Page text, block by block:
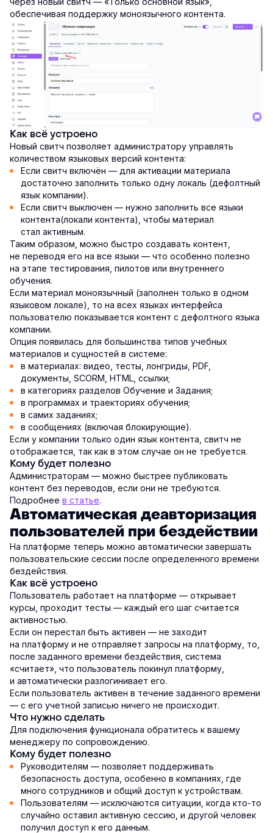
обеспечивая поддержку моноязычного контента.
Как всё устроено
Новый свитч позволяет администратору управлять
количеством языковых версий контента:
Если свитч включён — для активации материала
достаточно заполнить только одну локаль (дефолтный
язык компании).
Если свитч выключен — нужно заполнить все языки
контента(локали контента), чтобы материал
стал активным.
Таким образом, можно быстро создавать контент,
не переводя его на все языки — что особенно полезно
на этапе тестирования, пилотов или внутреннего
обучения.
Если материал моноязычный (заполнен только в одном
языковом локале), то на всех языках интерфейса
пользователю показывается контент с дефолтного языка
компании.
Опция появилась для большинства типов учебных
материалов и сущностей в системе:
в материалах: видео, тесты, лонгриды, PDF,
документы, SCORM, HTML, ссылки;
в категориях разделов Обучение и Задания;
в программах и траекториях обучения;
в самих заданиях;
в сообщениях (включая блокирующие).
Если у компании только один язык контента, свитч не
отображается, так как в этом случае он не требуется.
Кому будет полезно
Администраторам — можно быстрее публиковать
контент без переводов, если они не требуются.
Подробнее в статье.
Автоматическая деавторизация
пользователей при бездействии
На платформе теперь можно автоматически завершать
пользовательские сессии после определенного времени
бездействия.
Как всё устроено
Пользователь работает на платформе — открывает
курсы, проходит тесты — каждый его шаг считается
активностью.
Если он перестал быть активен — не заходит
на платформу и не отправляет запросы на платформу, то,
после заданного времени бездействия, система
«считает», что пользователь покинул платформу,
и автоматически разлогинивает его.
Если пользователь активен в течение заданного времени
— с его учетной записью ничего не происходит.
Что нужно сделать
Для подключения функционала обратитесь к вашему
менеджеру по сопровождению.
Кому будет полезно
Руководителям — позволяет поддерживать
безопасность доступа, особенно в компаниях, где
много сотрудников и общий доступ к устройствам.
Пользователям — исключаются ситуации, когда кто-то
случайно оставил активную сессию, и другой человек
получил доступ к его данным.